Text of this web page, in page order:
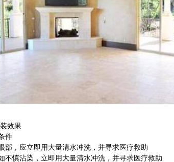
效果
件
，应立即用大量清水冲洗，并寻求医疗救助
慎沾染，立即用大量清水冲洗，并寻求医疗救助